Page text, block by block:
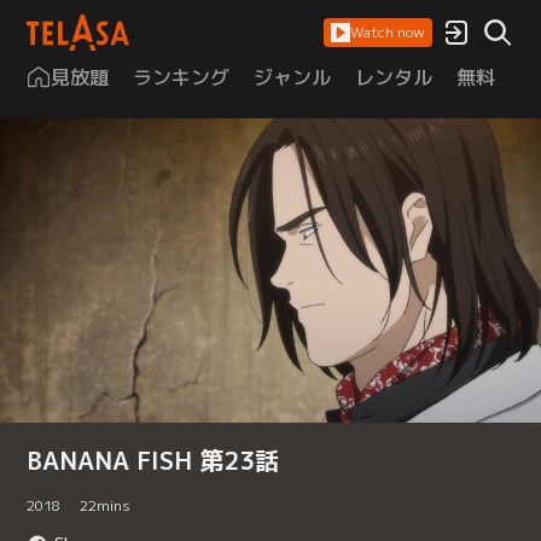
Watch now
見放題 ランキング ジャンル レンタル 無料
BANANA FISH 第23話
2018 22mins